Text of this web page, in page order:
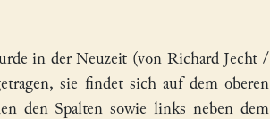
in der Neuzeit (von Richard Jecht /
sie findet sich auf dem oberen
den Spalten sowie links neben dem